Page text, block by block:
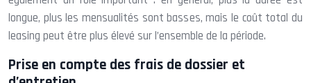
longue, plus les mensualités sont basses, mais le coût total du
leasing peut être plus élevé sur l’ensemble de la période.
Prise en compte des frais de dossier et